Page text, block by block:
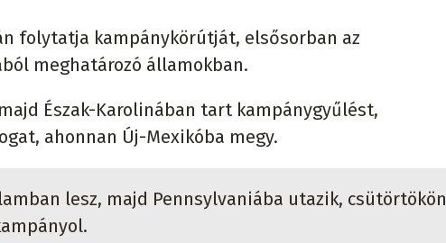
folytatja kampánykörútját, elsősorban az
meghatározó államokban.
Észak-Karolinában tart kampánygyűlést,
ahonnan Új-Mexikóba megy.
lesz, majd Pennsylvaniába utazik, csütörtökön